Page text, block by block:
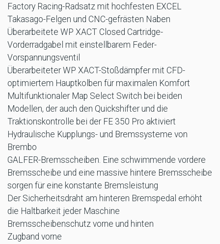
Factory Racing-Radsatz mit hochfesten EXCEL
Takasago-Felgen und CNC-gefrästen Naben
Überarbeitete WP XACT Closed Cartridge-
Vorderradgabel mit einstellbarem Feder-
Vorspannungsventil
Überarbeiteter WP XACT-Stoßdämpfer mit CFD-
optimiertem Hauptkolben für maximalen Komfort
Multifunktionaler Map Select Switch bei beiden
Modellen, der auch den Quickshifter und die
Traktionskontrolle bei der FE 350 Pro aktiviert
Hydraulische Kupplungs- und Bremssysteme von
Brembo
GALFER-Bremsscheiben. Eine schwimmende vordere
Bremsscheibe und eine massive hintere Bremsscheibe
sorgen für eine konstante Bremsleistung
Der Sicherheitsdraht am hinteren Bremspedal erhöht
die Haltbarkeit jeder Maschine
Bremsscheibenschutz vorne und hinten
Zugband vorne